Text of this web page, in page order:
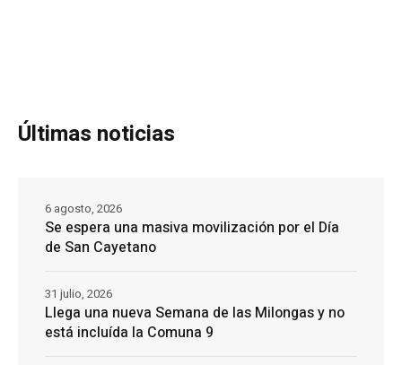
Últimas noticias
Se espera una masiva movilización por el Día
de San Cayetano
6 agosto, 2026
Llega una nueva Semana de las Milongas y no
está incluída la Comuna 9
31 julio, 2026